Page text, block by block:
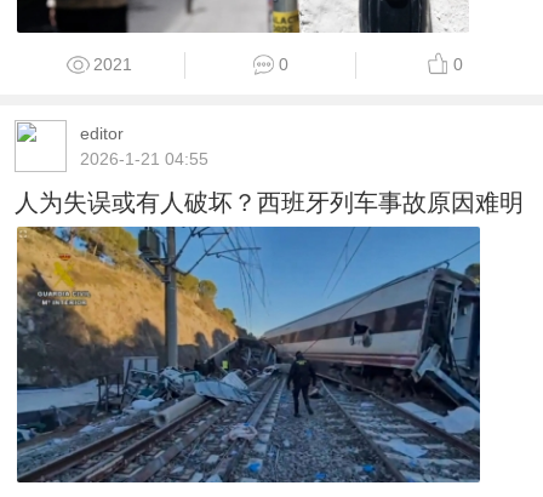
2021 0 0
editor
2026-1-21 04:55
人为失误或有人破坏？西班牙列车事故原因难明